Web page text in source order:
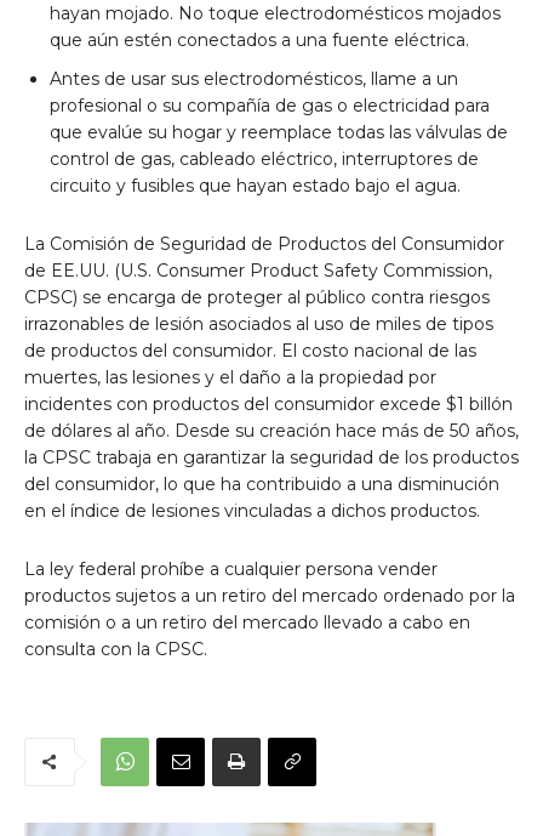
hayan mojado. No toque electrodomésticos mojados
que aún estén conectados a una fuente eléctrica.
Antes de usar sus electrodomésticos, llame a un
profesional o su compañía de gas o electricidad para
que evalúe su hogar y reemplace todas las válvulas de
control de gas, cableado eléctrico, interruptores de
circuito y fusibles que hayan estado bajo el agua.
La Comisión de Seguridad de Productos del Consumidor
de EE.UU. (U.S. Consumer Product Safety Commission,
CPSC) se encarga de proteger al público contra riesgos
irrazonables de lesión asociados al uso de miles de tipos
de productos del consumidor. El costo nacional de las
muertes, las lesiones y el daño a la propiedad por
incidentes con productos del consumidor excede $1 billón
de dólares al año. Desde su creación hace más de 50 años,
la CPSC trabaja en garantizar la seguridad de los productos
del consumidor, lo que ha contribuido a una disminución
en el índice de lesiones vinculadas a dichos productos.
La ley federal prohíbe a cualquier persona vender
productos sujetos a un retiro del mercado ordenado por la
comisión o a un retiro del mercado llevado a cabo en
consulta con la CPSC.